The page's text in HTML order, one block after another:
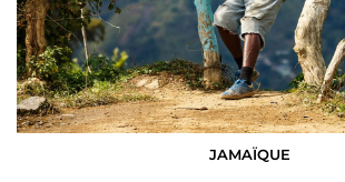
JAMAÏQUE